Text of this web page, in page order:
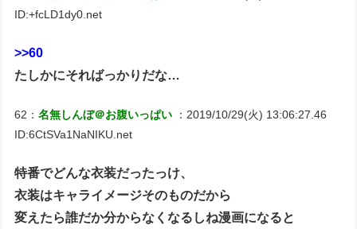
ID:+fcLD1dy0.net
>>60
たしかにそればっかりだな…
62：名無しんぼ＠お腹いっぱい
：2019/10/29(火) 13:06:27.46
ID:6CtSVa1NaNIKU.net
特番でどんな衣装だったっけ、
衣装はキャライメージそのものだから
変えたら誰だか分からなくなるしね漫画になると